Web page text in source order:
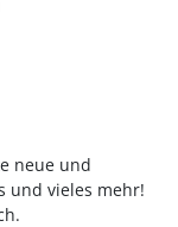
neue und
und vieles mehr!